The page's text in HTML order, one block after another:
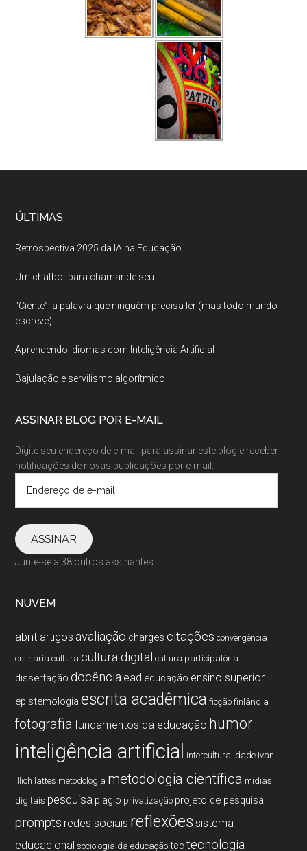
ÚLTIMAS
Retrospectiva 2025 da IA na Educação
Um chatbot para chamar de seu
“Ciente”: a palavra que ninguém precisa ler (mas todo mundo
escreve)
Aprendendo idiomas com Inteligência Artificial
Bajulação e servilismo algorítmico
ASSINAR BLOG POR E-MAIL
Digite seu endereço de e-mail para assinar este blog e receber
notificações de novas publicações por e-mail.
e-
mail
ASSINAR
Junte-se a 38 outros assinantes
NUVEM
abnt artigos avaliação charges citações convergência
culinária cultura cultura digital cultura participatória
dissertação docência ead educação ensino superior
epistemologia escrita acadêmica ficção finlândia
fotografia fundamentos da educação humor
inteligência artificial interculturalidade ivan
illich lattes metodologia metodologia cientí­fica mí­dias
digitais pesquisa plágio privatização projeto de pesquisa
prompts redes sociais reflexões sistema
educacional sociologia da educação tcc tecnologia